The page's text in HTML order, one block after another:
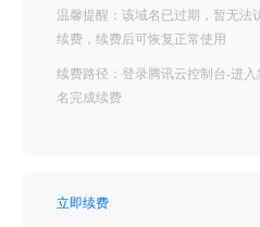
温馨提醒：该域名已过期，暂无法
续费，续费后可恢复正常使用
续费路径：登录腾讯云控制台-进
名完成续费
立即续费